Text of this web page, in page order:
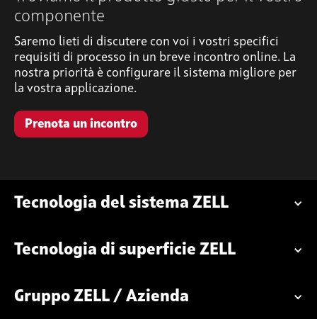
componente
Saremo lieti di discutere con voi i vostri specifici
requisiti di processo in un breve incontro online. La
nostra priorità è configurare il sistema migliore per
la vostra applicazione.
Prenota un incontro
Tecnologia del sistema ZELL
Tecnologia di superficie ZELL
Gruppo ZELL / Azienda